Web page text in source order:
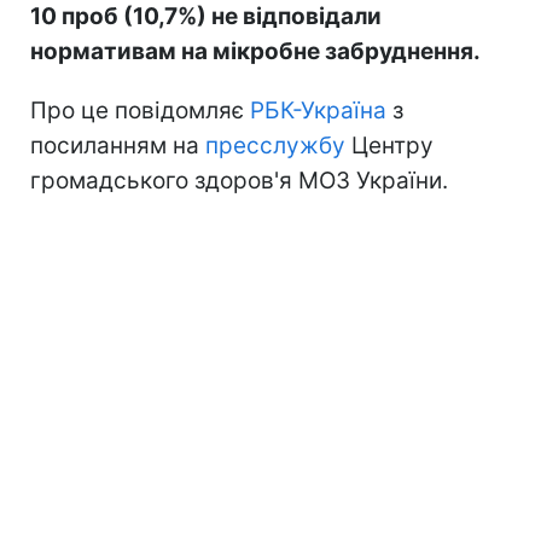
10 проб (10,7%) не відповідали
нормативам на мікробне забруднення.
Про це повідомляє РБК-Україна з
посиланням на пресслужбу Центру
громадського здоров'я МОЗ України.